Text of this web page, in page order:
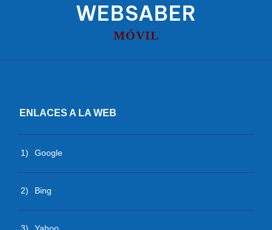
WEBSABER
MÓVIL
ENLACES A LA WEB
1) Google
2) Bing